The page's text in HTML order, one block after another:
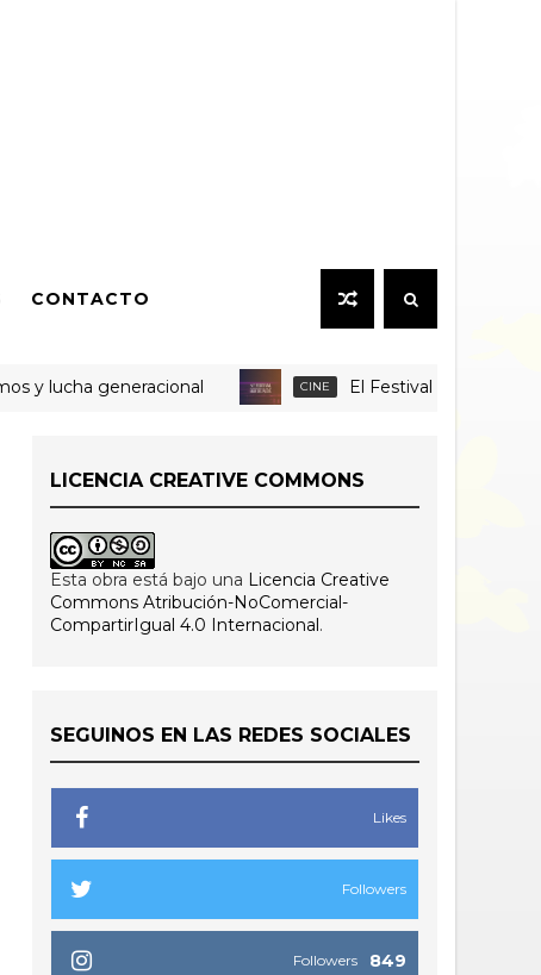
CONTACTO
generacional CINE El Festival Internacional de
LICENCIA CREATIVE COMMONS
Esta obra está bajo una Licencia Creative
Commons Atribución-NoComercial-
CompartirIgual 4.0 Internacional.
SEGUINOS EN LAS REDES SOCIALES
Likes
Followers
849
Followers